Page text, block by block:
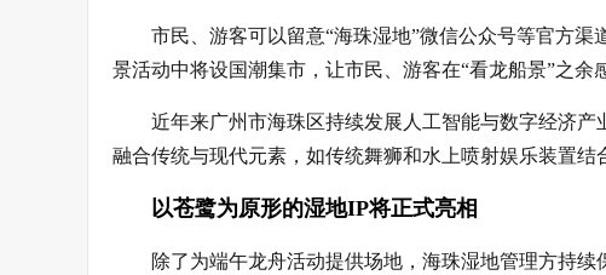
市民、游客可以留意“海珠湿地”微信公众号等官方
景活动中将设国潮集市，让市民、游客在“看龙船景”之余
近年来广州市海珠区持续发展人工智能与数字经济
融合传统与现代元素，如传统舞狮和水上喷射娱乐装置结
以苍鹭为原形的湿地IP将正式亮相
除了为端午龙舟活动提供场地，海珠湿地管理方持